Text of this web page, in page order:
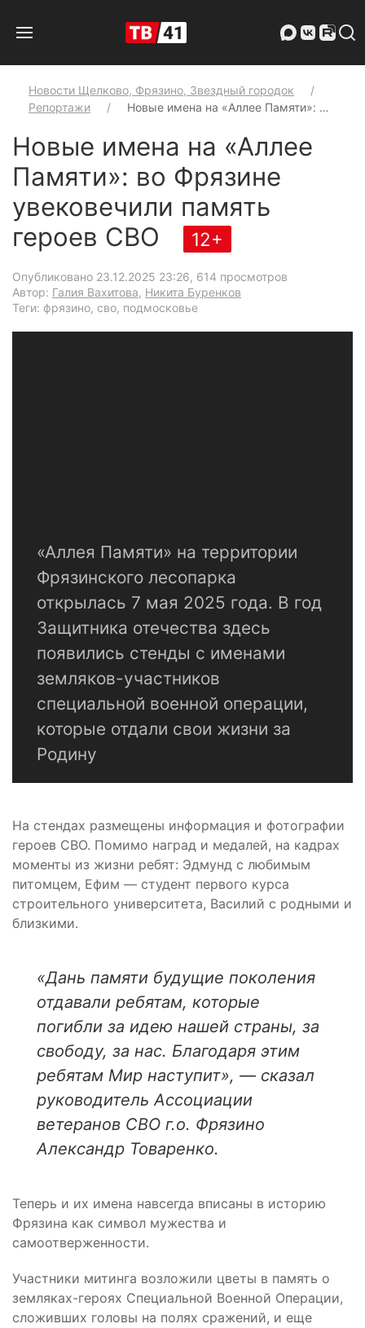
Новости Щелково, Фрязино, Звездный городок
Репортажи
Новые имена на «Аллее Памяти»: …
Новые имена на «Аллее
Памяти»: во Фрязине
увековечили память
героев СВО
12+
Опубликовано 23.12.2025 23:26, 614 просмотров
Автор: Галия Вахитова, Никита Буренков
Теги: фрязино, сво, подмосковье
«Аллея Памяти» на территории
Фрязинского лесопарка
открылась 7 мая 2025 года. В год
Защитника отечества здесь
появились стенды с именами
земляков-участников
специальной военной операции,
которые отдали свои жизни за
Родину
На стендах размещены информация и фотографии
героев СВО. Помимо наград и медалей, на кадрах
моменты из жизни ребят: Эдмунд с любимым
питомцем, Ефим — студент первого курса
строительного университета, Василий с родными и
близкими.
«Дань памяти будущие поколения
отдавали ребятам, которые
погибли за идею нашей страны, за
свободу, за нас. Благодаря этим
ребятам Мир наступит», — сказал
руководитель Ассоциации
ветеранов СВО г.о. Фрязино
Александр Товаренко.
Теперь и их имена навсегда вписаны в историю
Фрязина как символ мужества и
самоотверженности.
Участники митинга возложили цветы в память о
земляках-героях Специальной Военной Операции,
сложивших головы на полях сражений, и еще